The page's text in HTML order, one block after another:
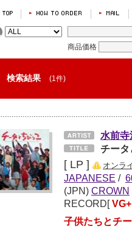
商品価格
検索結果 (1件)
水前寺
チータ
[ LP ] オンラ
JAPANESE /
(JPN) CROWN
RECORD[VG+
子供たちとチ